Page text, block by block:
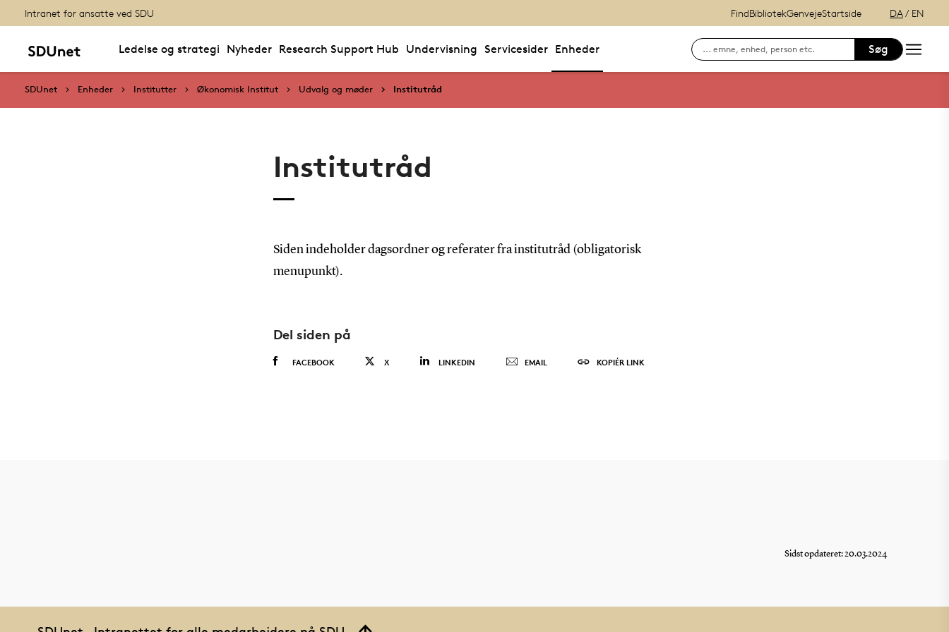
Intranet for ansatte ved SDU Find
Søg efter kontaktinformation på ansatte
BibliotekGenveje
E-læring (itslearning)
Startside DA/ EN
Ledelse og strategi Nyheder Research Support Hub Undervisning Servicesider Enheder Søg
SDUnet Enheder Institutter Økonomisk Institut Udvalg og møder Institutråd
Institutråd
Siden indeholder dagsordner og referater fra institutråd (obligatorisk
menupunkt).
Del siden på
FACEBOOK X LINKEDIN EMAIL KOPIÉR LINK
Sidst opdateret: 20.03.2024